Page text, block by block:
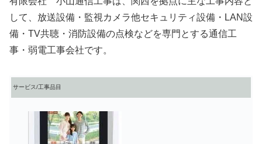
して、放送設備・監視カメラ他セキュリティ設備・LAN設
備・TV共聴・消防設備の点検などを専門とする通信工
事・弱電工事会社です。
サービス/工事品目